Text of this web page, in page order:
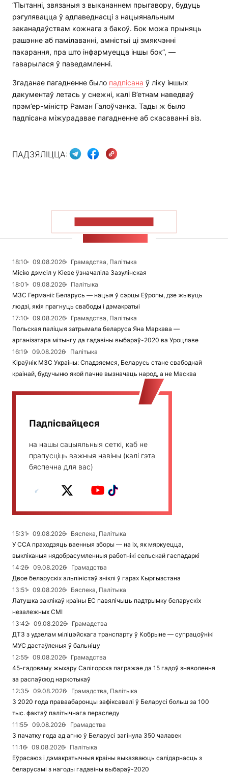
“Пытанні, звязаныя з выкананнем прыгавору, будуць
рэгулявацца ў адпаведнасці з нацыянальным
заканадаўствам кожнага з бакоў. Бок можа прыняць
рашэнне аб памілаванні, амністыі ці змякчэнні
пакарання, пра што інфармуецца іншы бок”, —
гаварылася ў паведамленні.
Згаданае пагадненне было падпісана ў ліку іншых
дакументаў летась у снежні, калі В’етнам наведваў
прэм’ер-міністр Раман Галоўчанка. Тады ж было
падпісана міжурадавае пагадненне аб скасаванні віз.
ПАДЗЯЛІЦЦА:
18:10 09.08.2026
Грамадства, Палітыка
Місію дэмсіл у Кіеве ўзначаліла Зазулінская
18:01
09.08.2026
Палітыка
МЗС Германіі: Беларусь — нацыя ў сэрцы Еўропы, дзе жывуць
людзі, якія прагнуць свабоды і дэмакратыі
17:10
09.08.2026
Грамадства, Палітыка
Польская паліцыя затрымала беларуса Яна Маркава —
арганізатара мітынгу да гадавіны выбараў-2020 ва Уроцлаве
16:19
09.08.2026
Палітыка
Кіраўнік МЗС Украіны: Спадзяемся, Беларусь стане свабоднай
краінай, будучыню якой пачне вызначаць народ, а не Масква
Падпісвайцеся
на нашы сацыяльныя сеткі, каб не
прапусціць важныя навіны (калі гэта
бяспечна для вас)
15:31 09.08.2026
Бяспека, Палітыка
У ССА праходзяць ваенныя зборы — на іх, як мяркуецца,
выкліканыя нядобрасумленныя работнікі сельскай гаспадаркі
14:26
09.08.2026
Грамадства
Двое беларускіх альпіністаў зніклі ў гарах Кыргызстана
13:51
09.08.2026
Бяспека, Палітыка
Латушка заклікаў краіны ЕС павялічыць падтрымку беларускіх
незалежных СМІ
13:42
09.08.2026
Грамадства
ДТЗ з удзелам міліцэйскага транспарту ў Кобрыне — супрацоўнікі
МУС дастаўленыя ў бальніцу
12:55
09.08.2026
Грамадства
45-гадоваму жыхару Салігорска пагражае да 15 гадоў зняволення
за распаўсюд наркотыкаў
12:35
09.08.2026
Грамадства, Палітыка
З 2020 года праваабаронцы зафіксавалі ў Беларусі больш за 100
тыс. фактаў палітычнага пераследу
11:55
09.08.2026
Грамадства
З пачатку года ад агню ў Беларусі загінула 350 чалавек
11:16
09.08.2026
Палітыка
Еўрасаюз і дэмакратычныя краіны выказваюць салідарнасць з
беларусамі з нагоды гадавіны выбараў-2020